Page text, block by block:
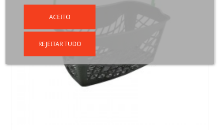
REJEITAR TUDO
ACEITO